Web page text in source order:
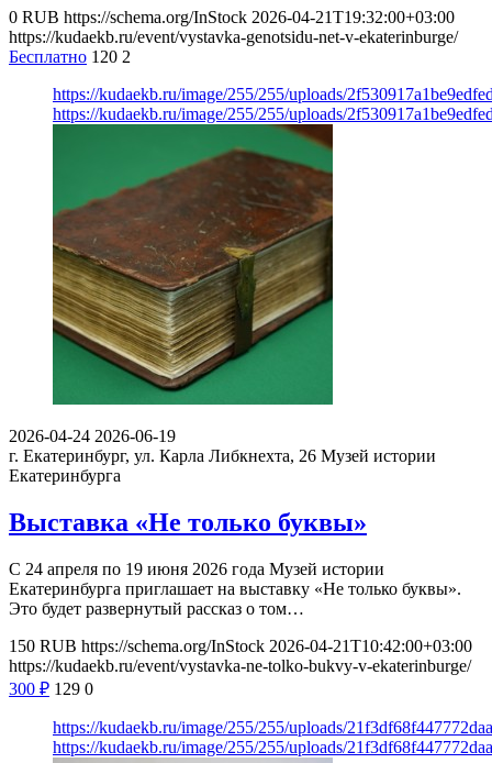
0 RUB https://schema.org/InStock 2026-04-21T19:32:00+03:00
https://kudaekb.ru/event/vystavka-genotsidu-net-v-ekaterinburge/
Бесплатно 120 2
https://kudaekb.ru/image/255/255/uploads/
https://kudaekb.ru/image/255/255/uploads/
2026-04-24 2026-06-19
г. Екатеринбург, ул. Карла Либкнехта, 26 Музей истории
Екатеринбурга
Выставка «Не только буквы»
С 24 апреля по 19 июня 2026 года Музей истории
Екатеринбурга приглашает на выставку «Не только буквы».
Это будет развернутый рассказ о том…
150 RUB https://schema.org/InStock 2026-04-21T10:42:00+03:00
https://kudaekb.ru/event/vystavka-ne-tolko-bukvy-v-ekaterinburge/
300 ₽ 129 0
https://kudaekb.ru/image/255/255/uploads/
https://kudaekb.ru/image/255/255/uploads/